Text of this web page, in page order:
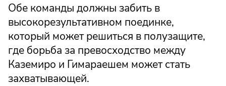
Обе команды должны забить в
высокорезультативном поединке,
который может решиться в полузащите,
где борьба за превосходство между
Каземиро и Гимараешем может стать
захватывающей.